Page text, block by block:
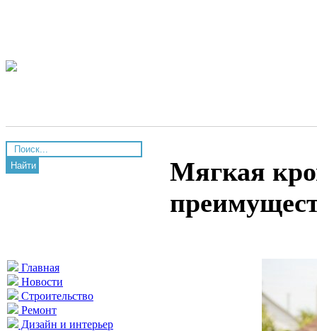
Найти
Главная
Новости
Строительство
Ремонт
Дизайн и интерьер
Мягкая